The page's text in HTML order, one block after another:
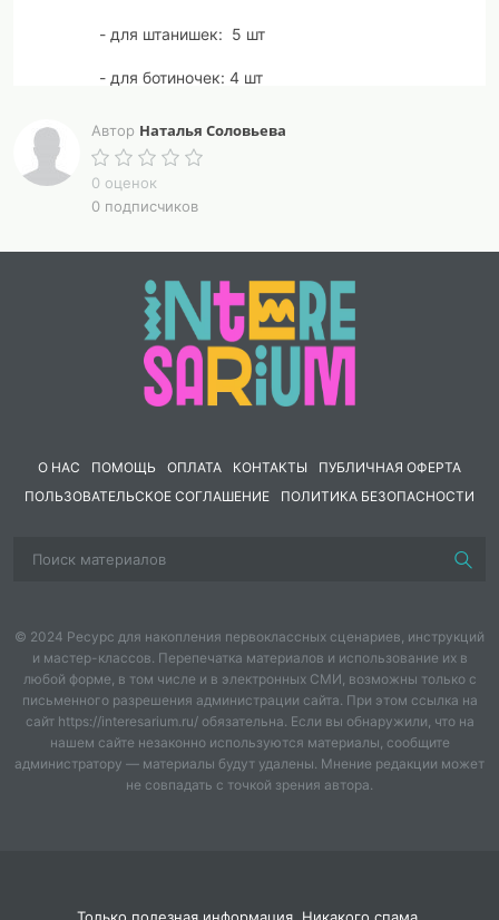
- для штанишек: 5 шт
- для ботиночек: 4 шт
- для платья: 5 шт
Синтепух (для усиков)
Игла, ножницы
Автор Наталья Соловьева
0 оценок
0 подписчиков
О НАС ПОМОЩЬ ОПЛАТА КОНТАКТЫ
ПУБЛИЧНАЯ ОФЕРТА
ПОЛЬЗОВАТЕЛЬСКОЕ СОГЛАШЕНИЕ
ПОЛИТИКА БЕЗОПАСНОСТИ
© 2024 Ресурс для накопления первоклассных сценариев, инструкций
и мастер-классов. Перепечатка материалов и использование их в
любой форме, в том числе и в электронных СМИ, возможны только с
письменного разрешения администрации сайта. При этом ссылка на
сайт https://interesarium.ru/ обязательна. Если вы обнаружили, что на
нашем сайте незаконно используются материалы, сообщите
администратору — материалы будут удалены. Мнение редакции может
не совпадать с точкой зрения автора.